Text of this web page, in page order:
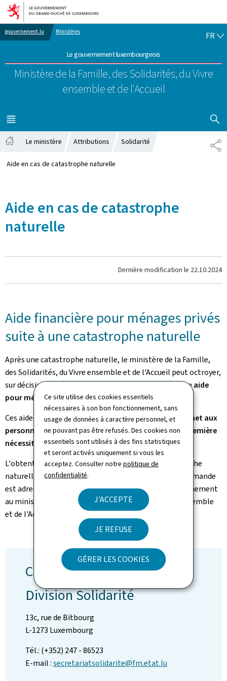
Ce site utilise des cookies essentiels
nécessaires à son bon fonctionnement, sans
usage de données à caractère personnel, et
ne pouvant pas être refusés. Des cookies non
essentiels sont utilisés à des fins statistiques
et seront activés uniquement si vous les
acceptez. Consulter notrepolitique de
confidentialité.
J'ACCEPTE
JE REFUSE
GÉRER LES COOKIES
Aller au menu principal
Aller au contenu
gouvernement.lu Ministères
Le gouvernement luxembourgeois
Ministère de la Famille, des Solidarités,du Vivre
ensemble et de l'Accueil
FR
MENU
PRINCIPAL
Le ministère Attributions Solidarité
Aide en cas de catastrophe naturelle
Aide en cas de catastrophe
naturelle
Dernière modification le 22.10.2024
Aide financière pour ménages privés
suite à une catastrophe naturelle
Après une catastrophe naturelle, le ministère de la Famille,
des Solidarités, du Vivre ensemble et de l'Accueil peut octroyer,
sur décision prise par le Conseil de gouvernement, uneaide
pour ménages privés touchés par un sinistre
Ces aides constituent une action de solidaritéqui permet aux
personnes sinistrées de faire face aux dépenses de première
nécessité
L'obtention d'une aide financière suite à une catastrophe
naturelle est subordonné à certaines conditions. La demande
est adressée via un formulaire mis en ligne après l’événement
au ministère de la Famille, des Solidarités, du Vivre ensemble
et de l'Accueil.
Contact
Division Solidarité
13c, rue de Bitbourg
L-1273 Luxembourg
Tél.: (+352) 247 - 86523
E-mail :secretariatsolidarite@fm.etat.lu